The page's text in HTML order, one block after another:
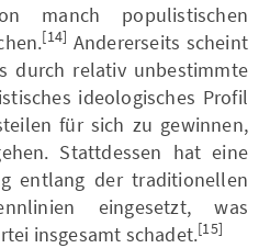
manch populistischen
[14] Andererseits scheint
durch relativ unbestimmte
ideologisches Profil
für sich zu gewinnen,
Stattdessen hat eine
entlang der traditionellen
eingesetzt, was
insgesamt schadet.[15]